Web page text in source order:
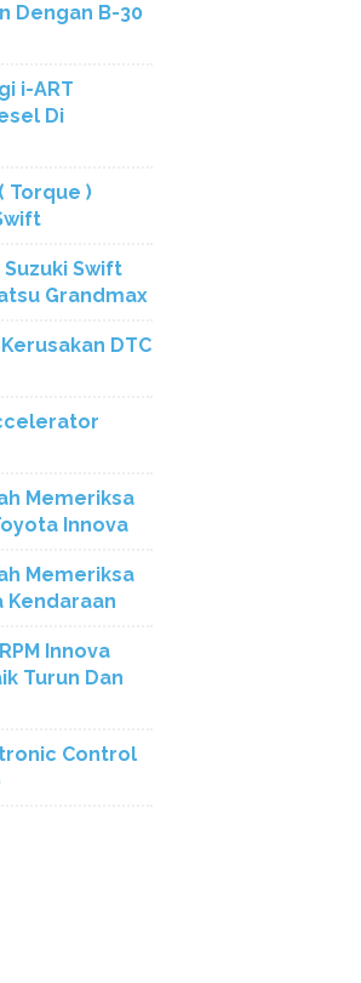
Dengan B-30
i-ART
Di
Torque )
Swift
Grandmax
DTC
Memeriksa
Innova
Memeriksa
Kendaraan
Innova
Turun Dan
Control